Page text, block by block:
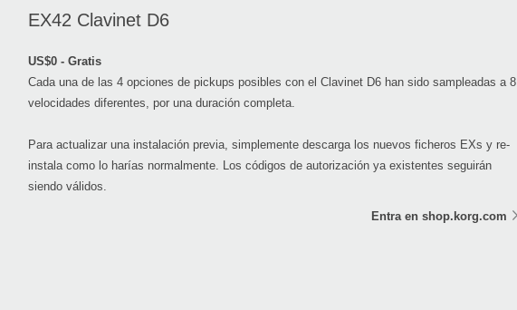
EX42 Clavinet D6
US$0 - Gratis
Cada una de las 4 opciones de pickups posibles con el Clavinet D6 han sido sampleadas a 8
velocidades diferentes, por una duración completa.
Para actualizar una instalación previa, simplemente descarga los nuevos ficheros EXs y re-
instala como lo harías normalmente. Los códigos de autorización ya existentes seguirán
siendo válidos.
Entra en shop.korg.com